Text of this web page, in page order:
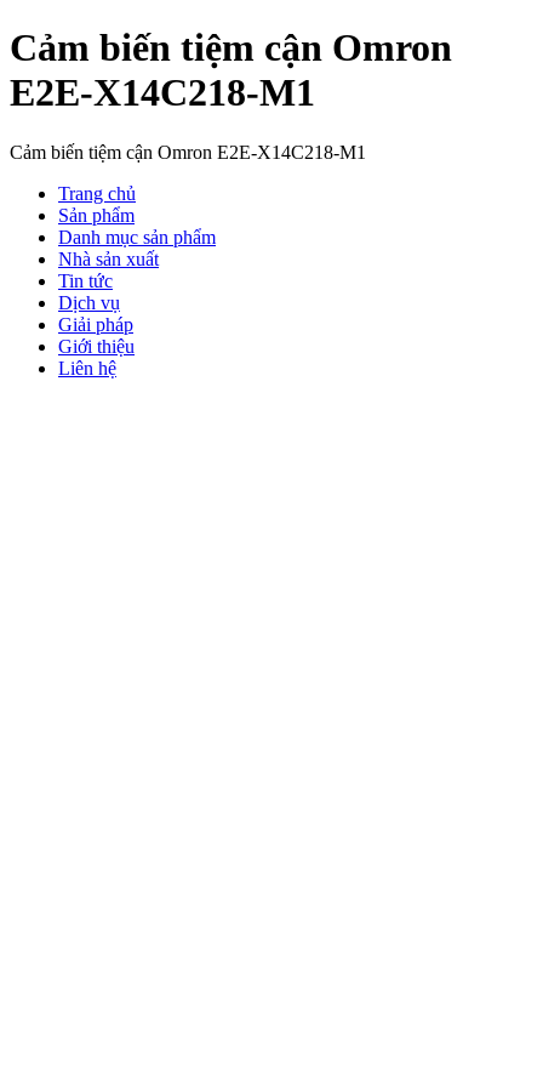
Cảm biến tiệm cận Omron
E2E-X14C218-M1
Cảm biến tiệm cận Omron E2E-X14C218-M1
Trang chủ
Sản phẩm
Danh mục sản phẩm
Nhà sản xuất
Tin tức
Dịch vụ
Giải pháp
Giới thiệu
Liên hệ